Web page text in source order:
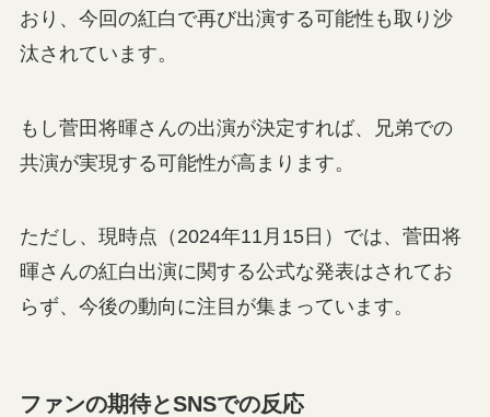
おり、今回の紅白で再び出演する可能性も取り沙
汰されています。
もし菅田将暉さんの出演が決定すれば、兄弟での
共演が実現する可能性が高まります。
ただし、現時点（2024年11月15日）では、菅田将
暉さんの紅白出演に関する公式な発表はされてお
らず、今後の動向に注目が集まっています。
ファンの期待とSNSでの反応